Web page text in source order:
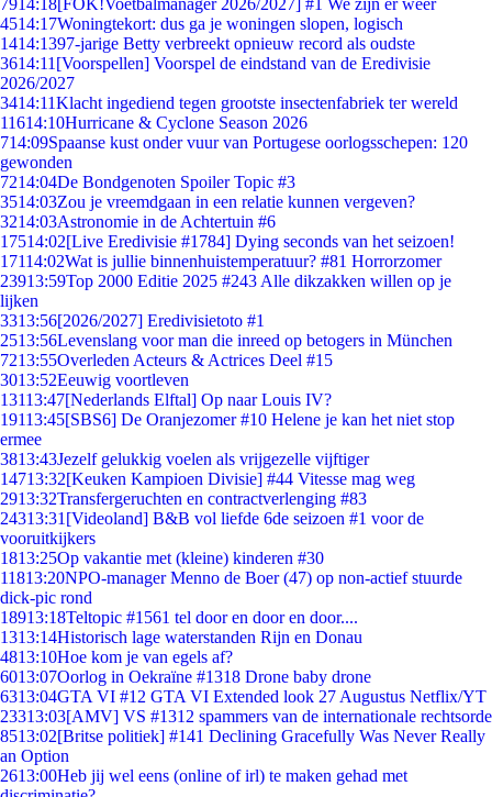
7914:18[FOK!Voetbalmanager 2026/2027] #1 We zijn er weer
4514:17Woningtekort: dus ga je woningen slopen, logisch
1414:1397-jarige Betty verbreekt opnieuw record als oudste
3614:11 [Voorspellen] Voorspel de eindstand van de Eredivisie
2026/2027
3414:11Klacht ingediend tegen grootste insectenfabriek ter wereld
11614:10Hurricane & Cyclone Season 2026
714:09Spaanse kust onder vuur van Portugese oorlogsschepen: 120
gewonden
7214:04De Bondgenoten Spoiler Topic #3
3514:03Zou je vreemdgaan in een relatie kunnen vergeven?
3214:03Astronomie in de Achtertuin #6
17514:02[Live Eredivisie #1784] Dying seconds van het seizoen!
17114:02Wat is jullie binnenhuistemperatuur? #81 Horrorzomer
23913:59Top 2000 Editie 2025 #243 Alle dikzakken willen op je
lijken
3313:56[2026/2027] Eredivisietoto #1
2513:56Levenslang voor man die inreed op betogers in München
7213:55Overleden Acteurs & Actrices Deel #15
3013:52Eeuwig voortleven
13113:47[Nederlands Elftal] Op naar Louis IV?
19113:45[SBS6] De Oranjezomer #10 Helene je kan het niet stop
ermee
3813:43Jezelf gelukkig voelen als vrijgezelle vijftiger
14713:32[Keuken Kampioen Divisie] #44 Vitesse mag weg
2913:32Transfergeruchten en contractverlenging #83
24313:31 [Videoland] B&B vol liefde 6de seizoen #1 voor de
vooruitkijkers
1813:25Op vakantie met (kleine) kinderen #30
11813:20NPO-manager Menno de Boer (47) op non-actief stuurde
dick-pic rond
18913:18Teltopic #1561 tel door en door en door....
1313:14Historisch lage waterstanden Rijn en Donau
4813:10Hoe kom je van egels af?
6013:07Oorlog in Oekraïne #1318 Drone baby drone
6313:04GTA VI #12 GTA VI Extended look 27 Augustus Netflix/YT
23313:03[AMV] VS #1312 spammers van de internationale rechtsorde
8513:02[Britse politiek] #141 Declining Gracefully Was Never Really
an Option
2613:00Heb jij wel eens (online of irl) te maken gehad met